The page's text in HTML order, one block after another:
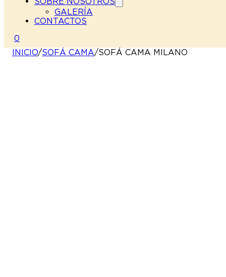
GALERÍA
CONTACTOS
0
INICIO/SOFÁ CAMA/SOFÁ CAMA MILANO